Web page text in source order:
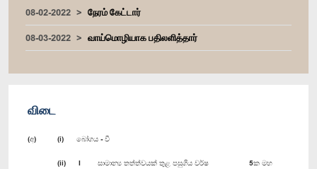
08-02-2022
நேரம் கேட்டார்
08-03-2022
வாய்மொழியாக பதிலளித்தார்
விடை
(අ) (i) ‍බෝගය - වී
(ii) I සාමාන්‍ය තත්ත්වයක් තුළ පසුගිය වර්ෂ 5ක මහ